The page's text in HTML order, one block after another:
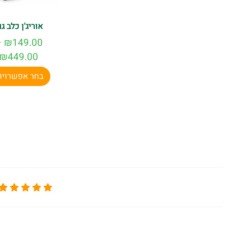
אוריג'ן כלב
₪149.00
₪449.00
בחר